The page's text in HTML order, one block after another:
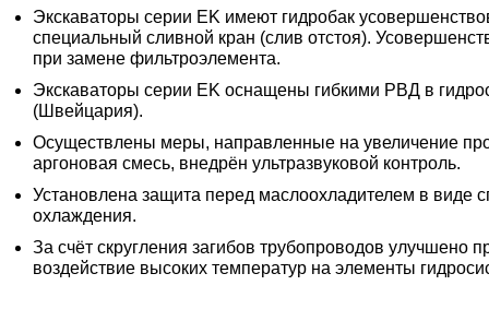
Экскаваторы серии EK имеют гидробак
специальный сливной кран (слив отстоя).
при замене фильтроэлемента.
Экскаваторы серии EK оснащены гибкими РВД в
(Швейцария).
Осуществлены меры, направленные на увеличение
аргоновая смесь, внедрён ультразвуковой контроль.
Установлена защита перед маслоохладителем в виде
охлаждения.
За счёт скругления загибов трубопроводов улучшено
воздействие высоких температур на элементы